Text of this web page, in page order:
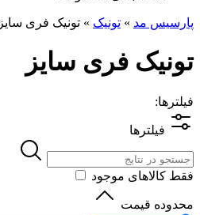
پارسیس مد » تونیک » تونیک فری سایز
تونیک فری سایز
فیلترها:
فیلترها
فقط کالاهای موجود
محدوده قیمت